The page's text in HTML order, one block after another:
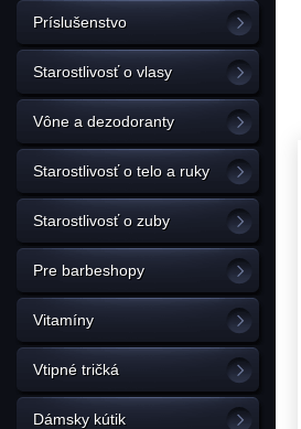
Príslušenstvo
Starostlivosť o vlasy
Vône a dezodoranty
Starostlivosť o telo a ruky
Starostlivosť o zuby
Pre barbeshopy
Vitamíny
Vtipné tričká
Dámsky kútik